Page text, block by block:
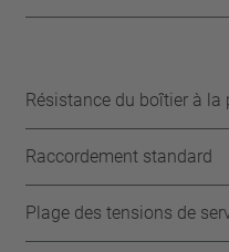
Résistance du boîtier à la
Raccordement standard
Plage des tensions de